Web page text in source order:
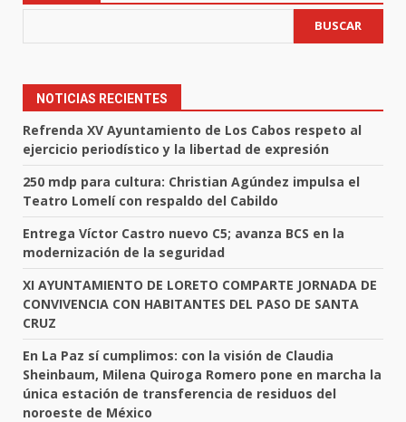
BUSCAR
NOTICIAS RECIENTES
Refrenda XV Ayuntamiento de Los Cabos respeto al
ejercicio periodístico y la libertad de expresión
250 mdp para cultura: Christian Agúndez impulsa el
Teatro Lomelí con respaldo del Cabildo
Entrega Víctor Castro nuevo C5; avanza BCS en la
modernización de la seguridad
XI AYUNTAMIENTO DE LORETO COMPARTE JORNADA DE
CONVIVENCIA CON HABITANTES DEL PASO DE SANTA
CRUZ
En La Paz sí cumplimos: con la visión de Claudia
Sheinbaum, Milena Quiroga Romero pone en marcha la
única estación de transferencia de residuos del
noroeste de México